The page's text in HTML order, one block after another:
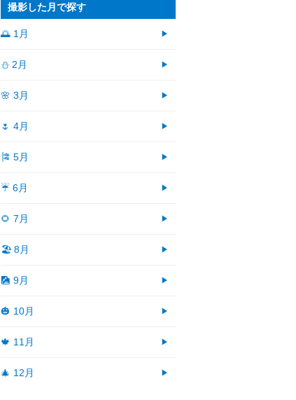
撮影した月で探す
🌅 1月
⛄ 2月
🌸 3月
🌷 4月
🎏 5月
☔ 6月
🌻 7月
🏖 8月
🎑 9月
🎃 10月
🍁 11月
🎄 12月